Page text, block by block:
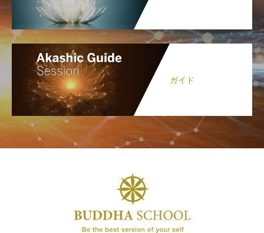
ガイド